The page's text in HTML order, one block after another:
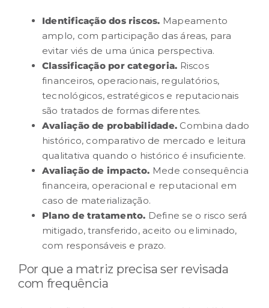
Identificação dos riscos. Mapeamento
amplo, com participação das áreas, para
evitar viés de uma única perspectiva.
Classificação por categoria. Riscos
financeiros, operacionais, regulatórios,
tecnológicos, estratégicos e reputacionais
são tratados de formas diferentes.
Avaliação de probabilidade. Combina dado
histórico, comparativo de mercado e leitura
qualitativa quando o histórico é insuficiente.
Avaliação de impacto. Mede consequência
financeira, operacional e reputacional em
caso de materialização.
Plano de tratamento. Define se o risco será
mitigado, transferido, aceito ou eliminado,
com responsáveis e prazo.
Por que a matriz precisa ser revisada
com frequência